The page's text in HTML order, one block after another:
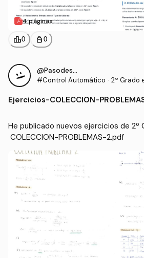
4 páginas
leaderboard0 personal_bag 0
@Pasodestudiar
#Control Automático · 2º Grado
Ejercicios-COLECCION-
He publicado nuevos ejercicios de
COLECCION-PROBLEMAS-2.pdf